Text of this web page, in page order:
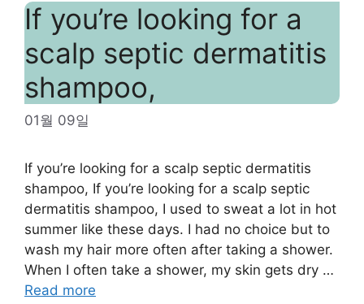
If you’re looking for a
scalp septic dermatitis
shampoo,
01월 09일
If you’re looking for a scalp septic dermatitis
shampoo, If you’re looking for a scalp septic
dermatitis shampoo, I used to sweat a lot in hot
summer like these days. I had no choice but to
wash my hair more often after taking a shower.
When I often take a shower, my skin gets dry …
Read more